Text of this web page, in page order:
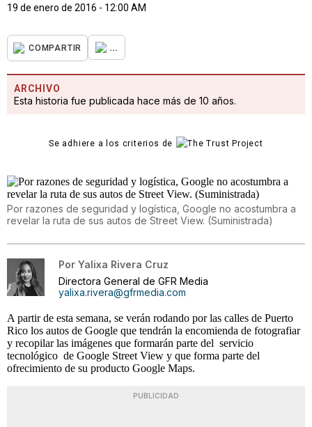
19 de enero de 2016 - 12:00 AM
COMPARTIR ...
ARCHIVO
Esta historia fue publicada hace más de 10 años.
Se adhiere a los criterios de
Por razones de seguridad y logística, Google no acostumbra a
revelar la ruta de sus autos de Street View. (Suministrada)
Por Yalixa Rivera Cruz
Directora General de GFR Media
yalixa.rivera@gfrmedia.com
A partir de esta semana, se verán rodando por las calles de Puerto
Rico los autos de Google que tendrán la encomienda de fotografiar
y recopilar las imágenes que formarán parte del servicio
tecnológico de Google Street View y que forma parte del
ofrecimiento de su producto Google Maps.
PUBLICIDAD